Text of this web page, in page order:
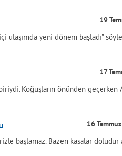
19
ulaşımda yeni dönem başladı”
17
Koğuşların önünden
16
başlamaz. Bazen kasalar doludur